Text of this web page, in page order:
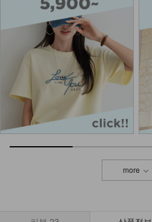
9,900 7,900
KOA-T-15/심플끈나시
12,900 7,900 39%
KOA-T-26/스퀘어 스판나시
13,900 9,900 29%
more